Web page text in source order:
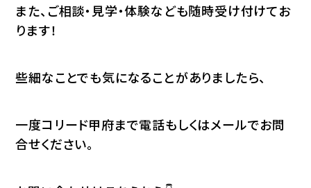
また、ご相談・見学・体験なども随時受け付けてお
ります！
些細なことでも気になることがありましたら、
一度コリード甲府まで電話もしくはメールでお問
合せください。